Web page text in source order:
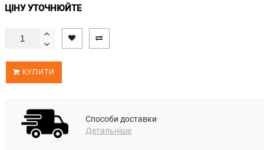
ЦІНУ УТОЧНЮЙТЕ
КУПИТИ
Способи доставки
Детальніше